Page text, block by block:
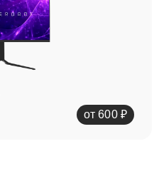
от 600 ₽